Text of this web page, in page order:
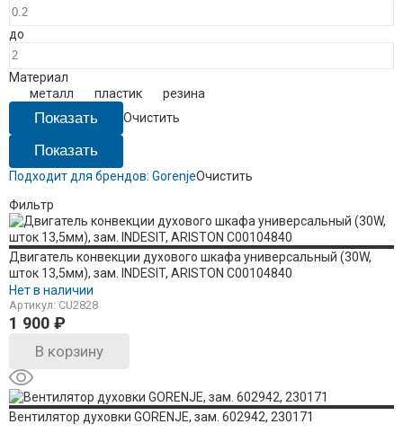
до
Материал
металл
пластик
резина
Очистить
Подходит для брендов: GorenjeОчистить
Фильтр
Двигатель конвекции духового шкафа универсальный (30W,
шток 13,5мм), зам. INDESIT, ARISTON C00104840
Нет в наличии
Артикул: CU2828
1 900 ₽
В корзину
Вентилятор духовки GORENJE, зам. 602942, 230171